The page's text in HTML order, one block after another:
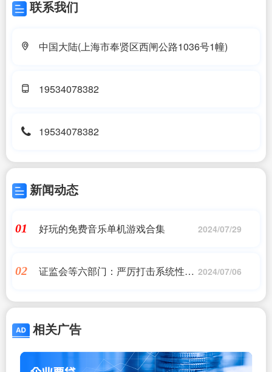
联系我们
中国大陆(上海市奉贤区西闸公路1036号1幢)
19534078382
19534078382
新闻动态
01 好玩的免费音乐单机游戏合集 2024/07/29
02
证监会等六部门：严厉打击系统性造 2024/07/06
相关广告